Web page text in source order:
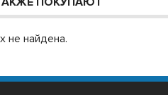
не найдена.